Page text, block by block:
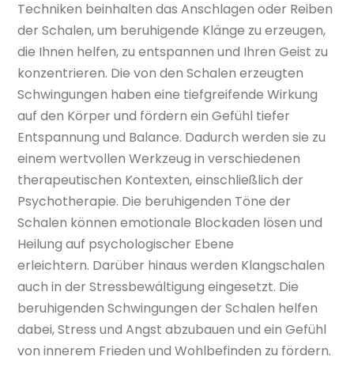
Techniken beinhalten das Anschlagen oder Reiben
der Schalen, um beruhigende Klänge zu erzeugen,
die Ihnen helfen, zu entspannen und Ihren Geist zu
konzentrieren. Die von den Schalen erzeugten
Schwingungen haben eine tiefgreifende Wirkung
auf den Körper und fördern ein Gefühl tiefer
Entspannung und Balance. Dadurch werden sie zu
einem wertvollen Werkzeug in verschiedenen
therapeutischen Kontexten, einschließlich der
Psychotherapie. Die beruhigenden Töne der
Schalen können emotionale Blockaden lösen und
Heilung auf psychologischer Ebene
erleichtern. Darüber hinaus werden Klangschalen
auch in der Stressbewältigung eingesetzt. Die
beruhigenden Schwingungen der Schalen helfen
dabei, Stress und Angst abzubauen und ein Gefühl
von innerem Frieden und Wohlbefinden zu fördern.